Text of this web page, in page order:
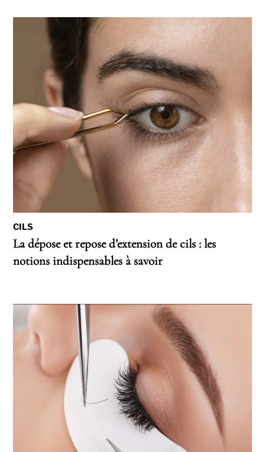
CILS
La dépose et repose d’extension de cils : les
notions indispensables à savoir